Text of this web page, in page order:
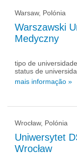
Warsaw, Polónia
Warszawski
Medyczny
tipo de
status de
mais informação »
Wrocław, Polónia
Uniwersytet
Wrocław